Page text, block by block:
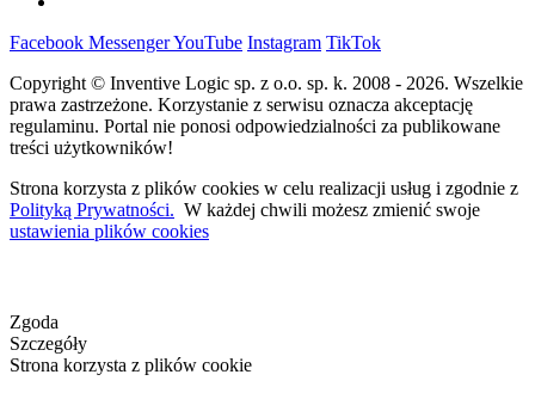
Facebook MessengerYouTube Instagram TikTok
Copyright © Inventive Logic sp. z o.o. sp. k. 2008 - 2026. Wszelkie
prawa zastrzeżone. Korzystanie z serwisu oznacza akceptację
regulaminu. Portal nie ponosi odpowiedzialności za publikowane
treści użytkowników!
Strona korzysta z plików cookies w celu realizacji usług i zgodnie z
Polityką Prywatności. W każdej chwili możesz zmienić swoje
ustawienia plików cookies
Zgoda
Szczegóły
Strona korzysta z plików cookie